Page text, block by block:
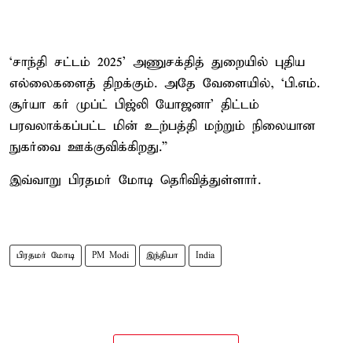
‘சாந்தி சட்டம் 2025’ அணுசக்தித் துறையில் புதிய
எல்லைகளைத் திறக்கும். அதே வேளையில், ‘பி.எம்.
சூர்யா கர் முப்ட் பிஜ்லி யோஜனா’ திட்டம்
பரவலாக்கப்பட்ட மின் உற்பத்தி மற்றும் நிலையான
நுகர்வை ஊக்குவிக்கிறது.”
இவ்வாறு பிரதமர் மோடி தெரிவித்துள்ளார்.
பிரதமர் மோடி PM Modi இந்தியா India